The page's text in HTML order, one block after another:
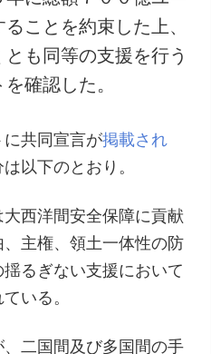
ことを約束した上、
も同等の支援を行う
確認した。
に共同宣言が掲載され
以下のとおり。
西洋間安全保障に貢献
主権、領土一体性の防
るぎない支援において
いる。
二国間及び多国間の手